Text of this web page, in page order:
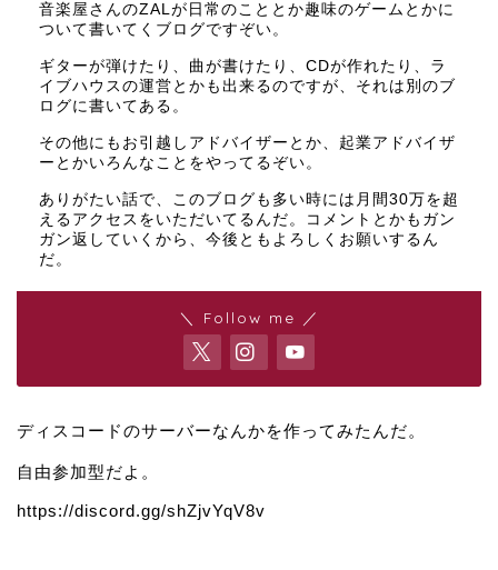
音楽屋さんのZALが日常のこととか趣味のゲームとかに
ついて書いてくブログですぞい。
ギターが弾けたり、曲が書けたり、CDが作れたり、ラ
イブハウスの運営とかも出来るのですが、それは別のブ
ログに書いてある。
その他にもお引越しアドバイザーとか、起業アドバイザ
ーとかいろんなことをやってるぞい。
ありがたい話で、このブログも多い時には月間30万を超
えるアクセスをいただいてるんだ。コメントとかもガン
ガン返していくから、今後ともよろしくお願いするん
だ。
＼ Follow me ／
ディスコードのサーバーなんかを作ってみたんだ。
自由参加型だよ。
https://discord.gg/shZjvYqV8v